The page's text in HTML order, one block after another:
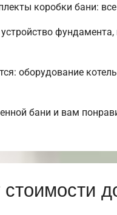
коробки бани:
оборудование
бани и вам